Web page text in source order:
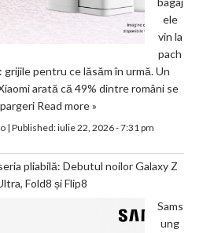
ele
vin la
pach
grijile pentru ce lăsăm în urmă. Un
arată că 49% dintre români se
Read more »
| Published:iulie 22, 2026 - 7:31 pm
pliabilă: Debutul noilor Galaxy Z
Fold8 și Flip8
Sams
ung